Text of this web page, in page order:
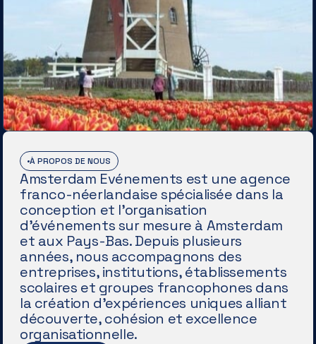
À PROPOS DE NOUS
Amsterdam Evénements est une agence
franco-néerlandaise spécialisée dans la
conception et l'organisation
d'événements sur mesure à Amsterdam
et aux Pays-Bas. Depuis plusieurs
années, nous accompagnons des
entreprises, institutions, établissements
scolaires et groupes francophones dans
la création d'expériences uniques alliant
découverte, cohésion et excellence
organisationnelle.